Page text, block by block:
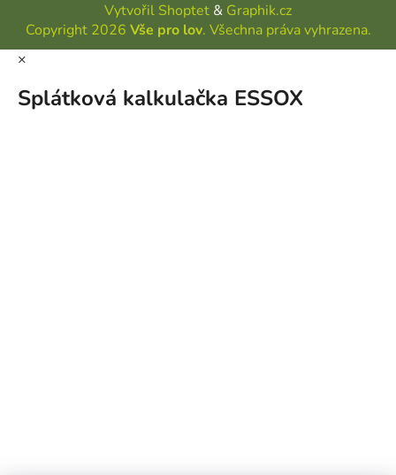
Vytvořil Shoptet & Graphik.cz
Copyright 2026 Vše pro lov. Všechna práva vyhrazena.
×
Splátková kalkulačka ESSOX